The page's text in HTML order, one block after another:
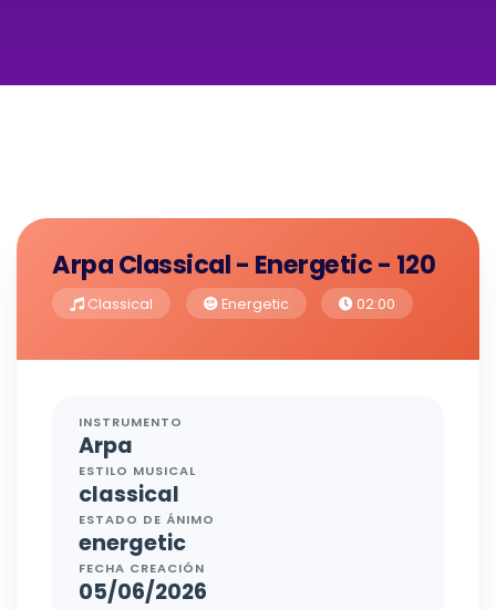
Arpa Classical - Energetic - 120
Classical Energetic 02:00
INSTRUMENTO
Arpa
ESTILO MUSICAL
classical
ESTADO DE ÁNIMO
energetic
FECHA CREACIÓN
05/06/2026